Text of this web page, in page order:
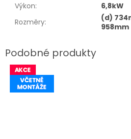
Výkon:
6,8kW
Rozměry:
(d)
958mm